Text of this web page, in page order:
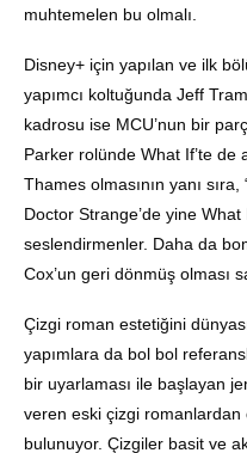
muhtemelen bu olmalı.
Disney+ için yapılan ve ilk
yapımcı koltuğunda Jeff
kadrosu ise MCU’nun bir
Parker rolünde What If’te de
Thames olmasının yanı
Doctor Strange’de yine
seslendirmenler. Daha da
Cox’un geri dönmüş olması
Çizgi roman estetiğini
yapımlara da bol bol
bir uyarlaması ile başlayan
veren eski çizgi romanlardan
bulunuyor. Çizgiler basit ve